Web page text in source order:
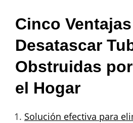
Cinco
Desatascar
Obstruidas
el Hogar
Solución efectiva para